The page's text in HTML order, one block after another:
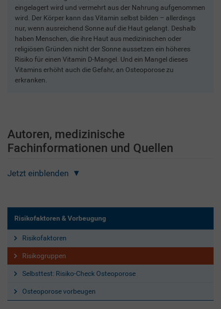
eingelagert wird und vermehrt aus der Nahrung aufgenommen
wird. Der Körper kann das Vitamin selbst bilden – allerdings
nur, wenn ausreichend Sonne auf die Haut gelangt. Deshalb
haben Menschen, die ihre Haut aus medizinischen oder
religiösen Gründen nicht der Sonne aussetzen ein höheres
Risiko für einen Vitamin D-Mangel. Und ein Mangel dieses
Vitamins erhöht auch die Gefahr, an Osteoporose zu
erkranken.
Autoren, medizinische
Fachinformationen und Quellen
Jetzt einblenden
Risikofaktoren & Vorbeugung
Risikofaktoren
Risikogruppen
Selbsttest: Risiko-Check Osteoporose
Osteoporose vorbeugen